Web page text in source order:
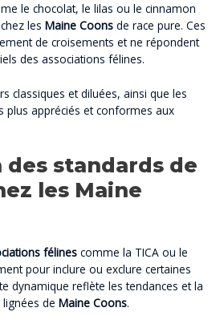
le chocolat, le lilas ou le cinnamon
les Maine Coons de race pure. Ces
de croisements et ne répondent
des associations félines.
classiques et diluées, ainsi que les
plus appréciés et conformes aux
des standards de
les Maine
félines comme la TICA ou le
pour inclure ou exclure certaines
dynamique reflète les tendances et la
de Maine Coons.